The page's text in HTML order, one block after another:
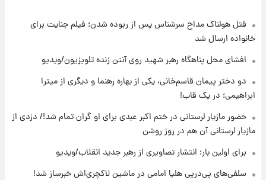
۱۷ ساعت پیش
۲۰ ساعت پیش
۲۰ ساعت پیش
برای اولین بار؛ انتشار تصاویری از رهبر جدید
انقلاب/ویدیو
قتل هولناک مداح سرشناس پس از ربوده شدن؛ فیلم جنایت برای
خانواده ارسال شد
افشای محل پناهگاه‌ رهبر شهید روی آنتن زنده تلویزیون/ویدیو
دو دختر پیمان قاسم‌خانی، یکی از بهاره رهنما و دیگری از میترا
ابراهیمی؛ در یک قاب!
حضور مازیار لرستانی در ختم اکبر عبدی برای او گران تمام شد!/ دزدی از
مازیار لرستانی آن هم در روز روشن
برای اولین بار؛ انتشار تصاویری از رهبر جدید انقلاب/ویدیو
سلفی‌های پی‌درپی هلیا امامی در ماشین لاکچری‌اش خبرساز شد!